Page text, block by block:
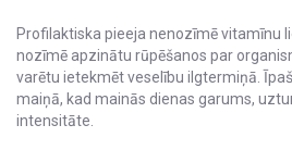
Profilaktiska pieeja nenozīmē vitamīnu
nozīmē apzinātu rūpēšanos par
varētu ietekmēt veselību ilgtermiņā.
maiņā, kad mainās dienas garums,
intensitāte.